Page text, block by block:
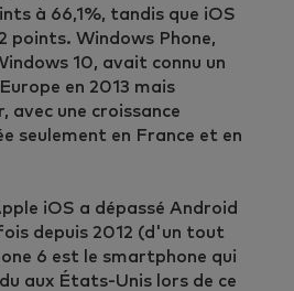
à 66,1%, tandis que iOS
points. Windows Phone,
10, avait connu un
en 2013 mais
avec une croissance
seulement en France et en
iOS a dépassé Android
depuis 2012 (d'un tout
6 est le smartphone qui
aux États-Unis lors de ce